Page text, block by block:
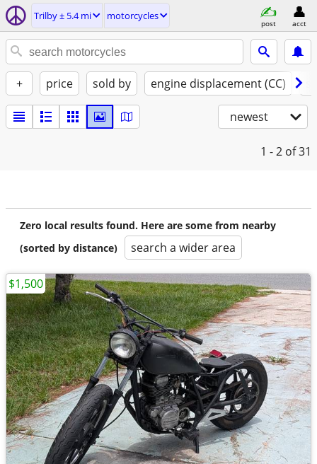
Trilby ± 5.4 mi motorcycles
post acct
+ price sold by engine displacement (CC)
newest
1 - 2 of 31
Zero local results found. Here are some from nearby
(sorted by distance)
search a wider area
$1,500